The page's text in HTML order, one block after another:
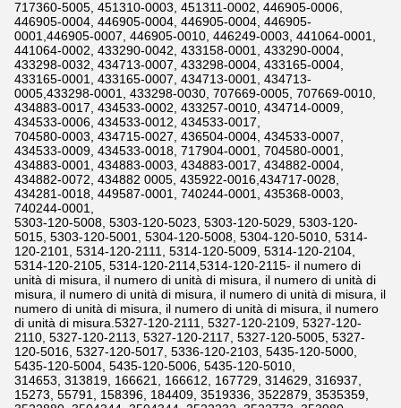
717360-5005, 451310-0003, 451311-0002, 446905-0006,
446905-0004, 446905-0004, 446905-0004, 446905-
0001,446905-0007, 446905-0010, 446249-0003, 441064-0001,
441064-0002, 433290-0042, 433158-0001, 433290-0004,
433298-0032, 434713-0007, 433298-0004, 433165-0004,
433165-0001, 433165-0007, 434713-0001, 434713-
0005,433298-0001, 433298-0030, 707669-0005, 707669-0010,
434883-0017, 434533-0002, 433257-0010, 434714-0009,
434533-0006, 434533-0012, 434533-0017,
704580-0003, 434715-0027, 436504-0004, 434533-0007,
434533-0009, 434533-0018, 717904-0001, 704580-0001,
434883-0001, 434883-0003, 434883-0017, 434882-0004,
434882-0072, 434882 0005, 435922-0016,434717-0028,
434281-0018, 449587-0001, 740244-0001, 435368-0003,
740244-0001,
5303-120-5008, 5303-120-5023, 5303-120-5029, 5303-120-
5015, 5303-120-5001, 5304-120-5008, 5304-120-5010, 5314-
120-2101, 5314-120-2111, 5314-120-5009, 5314-120-2104,
5314-120-2105, 5314-120-2114,5314-120-2115- il numero di
unità di misura, il numero di unità di misura, il numero di unità di
misura, il numero di unità di misura, il numero di unità di misura, il
numero di unità di misura, il numero di unità di misura, il numero
di unità di misura.5327-120-2111, 5327-120-2109, 5327-120-
2110, 5327-120-2113, 5327-120-2117, 5327-120-5005, 5327-
120-5016, 5327-120-5017, 5336-120-2103, 5435-120-5000,
5435-120-5004, 5435-120-5006, 5435-120-5010,
314653, 313819, 166621, 166612, 167729, 314629, 316937,
15273, 55791, 158396, 184409, 3519336, 3522879, 3535359,